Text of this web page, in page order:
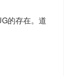
的存在。道